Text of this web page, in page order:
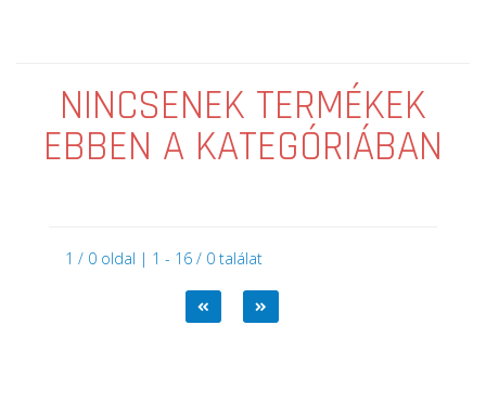
NINCSENEK TERMÉKEK
EBBEN A KATEGÓRIÁBAN
1 / 0 oldal | 1 - 16 / 0 találat